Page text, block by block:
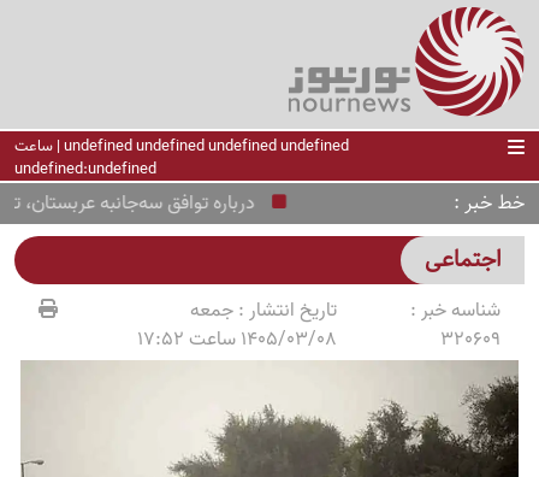
undefined undefined undefined undefined | ساعت
undefined:undefined
خط خبر درباره توافق سه‌جانبه عربستان، ترکیه
اجتماعی
شناسه خبر :
320609
تاریخ انتشار :جمعه
1405/03/08 ساعت 17:52